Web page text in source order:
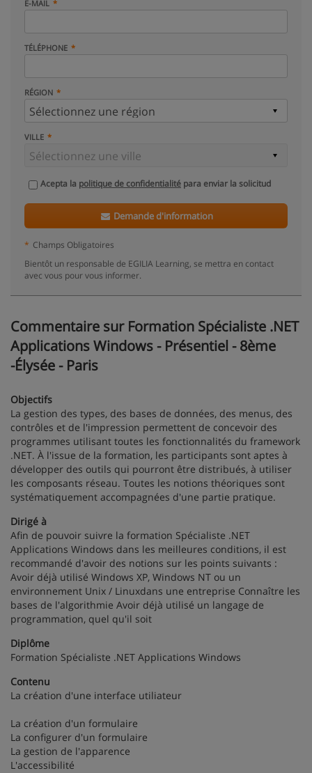
E-MAIL
TÉLÉPHONE
RÉGION
VILLE
Acepta la politique de confidentialité para enviar la solicitud
Demande d'information
* Champs Obligatoires
Bientôt un responsable de EGILIA Learning, se mettra en contact
avec vous pour vous informer.
Commentaire sur Formation Spécialiste .NET
Applications Windows - Présentiel - 8ème
-Élysée - Paris
Objectifs
La gestion des types, des bases de données, des menus, des
contrôles et de l'impression permettent de concevoir des
programmes utilisant toutes les fonctionnalités du framework
.NET. À l'issue de la formation, les participants sont aptes à
développer des outils qui pourront être distribués, à utiliser
les composants réseau. Toutes les notions théoriques sont
systématiquement accompagnées d'une partie pratique.
Dirigé à
Afin de pouvoir suivre la formation Spécialiste .NET
Applications Windows dans les meilleures conditions, il est
recommandé d'avoir des notions sur les points suivants :
Avoir déjà utilisé Windows XP, Windows NT ou un
environnement Unix / Linuxdans une entreprise Connaître les
bases de l'algorithmie Avoir déjà utilisé un langage de
programmation, quel qu'il soit
Diplôme
Formation Spécialiste .NET Applications Windows
Contenu
La création d'une interface utiliateur
La création d'un formulaire
La configurer d'un formulaire
La gestion de l'apparence
L'accessibilité